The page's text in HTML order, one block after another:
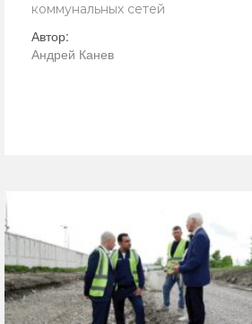
коммунальных сетей
Автор:
Андрей Канев